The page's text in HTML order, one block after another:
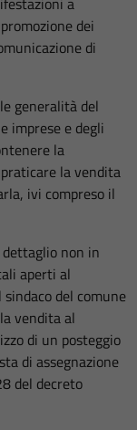
dei
di
generalità del
imprese e degli
la
la vendita
ivi compreso il
non in
aperti al
del comune
vendita al
di un posteggio
di assegnazione
del decreto